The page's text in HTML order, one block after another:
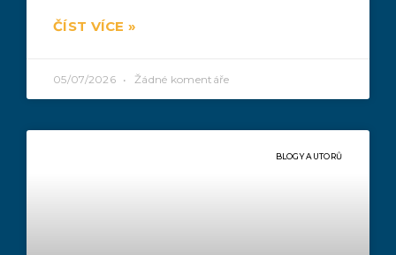
ČÍST VÍCE »
05/07/2026 Žádné komentáře
BLOGY AUTORŮ